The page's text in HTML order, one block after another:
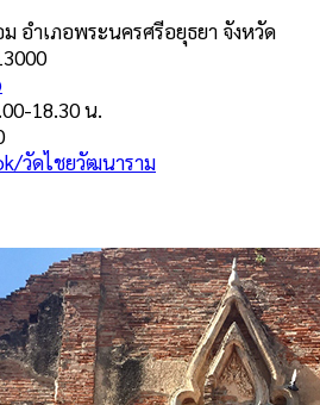
อำเภอพระนครศรีอยุธยา จังหวัด
18.30 น.
วัดไชยวัฒนาราม